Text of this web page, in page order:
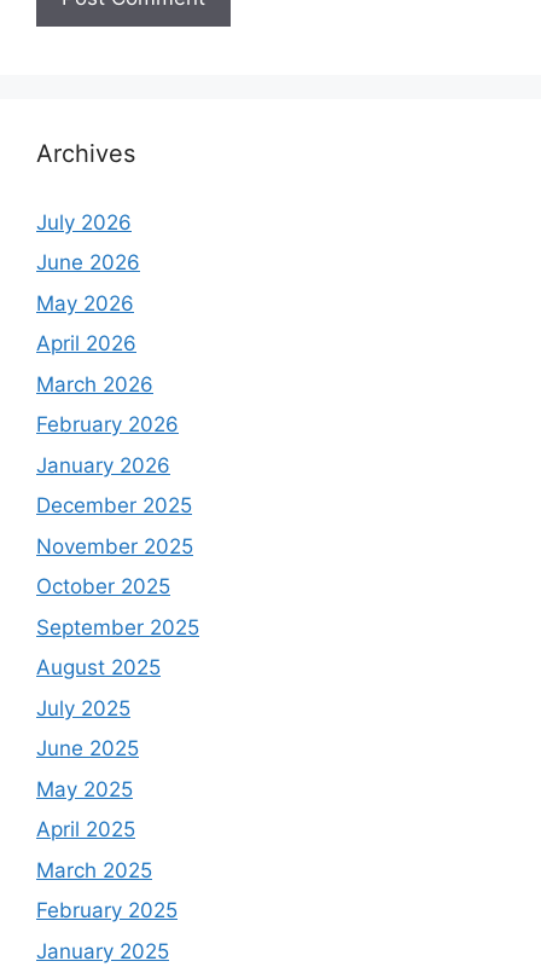
Archives
July 2026
June 2026
May 2026
April 2026
March 2026
February 2026
January 2026
December 2025
November 2025
October 2025
September 2025
August 2025
July 2025
June 2025
May 2025
April 2025
March 2025
February 2025
January 2025